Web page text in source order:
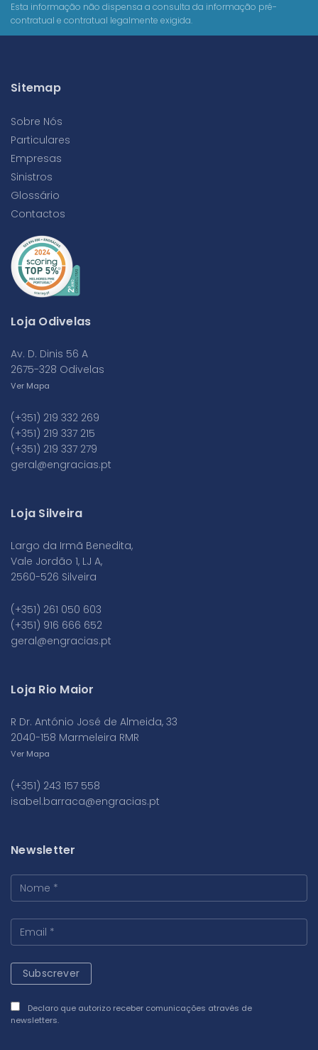
Esta informação não dispensa a consulta da informação pré-
contratual e contratual legalmente exigida.
Sitemap
Sobre Nós
Particulares
Empresas
Sinistros
Glossário
Contactos
Loja Odivelas
Av. D. Dinis 56 A
2675-328 Odivelas
Ver Mapa
(+351) 219 332 269
(+351) 219 337 215
(+351) 219 337 279
geral@engracias.pt
Loja Silveira
Largo da Irmã Benedita,
Vale Jordão 1, LJ A,
2560-526 Silveira
(+351) 261 050 603
(+351) 916 666 652
geral@engracias.pt
Loja Rio Maior
R Dr. António José de Almeida, 33
2040-158 Marmeleira RMR
Ver Mapa
(+351) 243 157 558
isabel.barraca@engracias.pt
Newsletter
Declaro que autorizo receber comunicações através de
newsletters.